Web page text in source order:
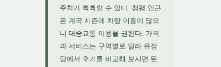
주차가 빡빡할 수 있다. 청평 인근
은 계곡 시즌에 차량 이동이 많으
니 대중교통 이용을 권한다. 가격
과 서비스는 구역별로 달라 유정
당에서 후기를 비교해 보시면 된